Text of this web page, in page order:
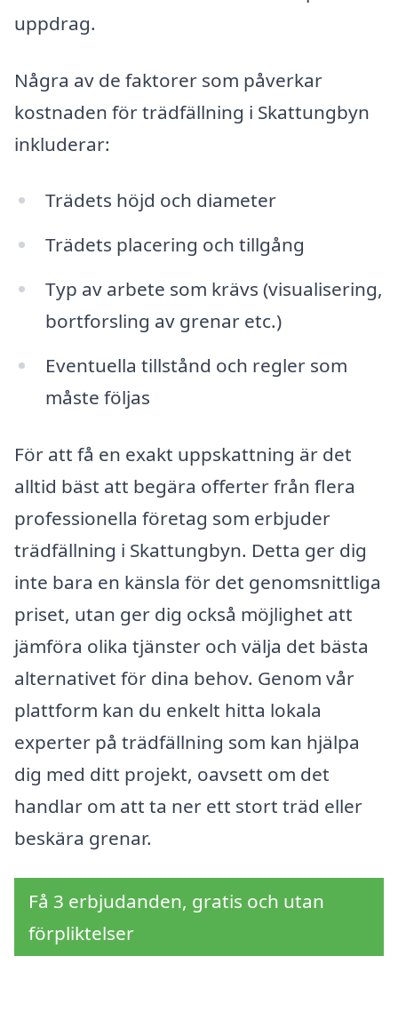
uppdrag.
Några av de faktorer som påverkar
kostnaden för trädfällning i Skattungbyn
inkluderar:
Trädets höjd och diameter
Trädets placering och tillgång
Typ av arbete som krävs (visualisering,
bortforsling av grenar etc.)
Eventuella tillstånd och regler som
måste följas
För att få en exakt uppskattning är det
alltid bäst att begära offerter från flera
professionella företag som erbjuder
trädfällning i Skattungbyn. Detta ger dig
inte bara en känsla för det genomsnittliga
priset, utan ger dig också möjlighet att
jämföra olika tjänster och välja det bästa
alternativet för dina behov. Genom vår
plattform kan du enkelt hitta lokala
experter på trädfällning som kan hjälpa
dig med ditt projekt, oavsett om det
handlar om att ta ner ett stort träd eller
beskära grenar.
Få 3 erbjudanden, gratis och utan
förpliktelser